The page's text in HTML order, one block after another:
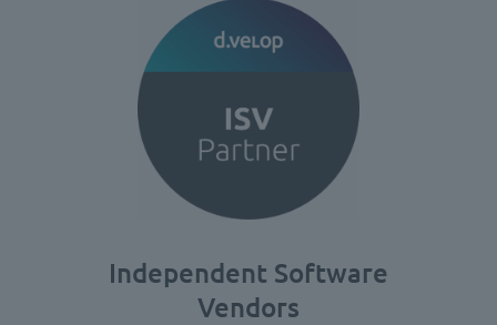
Independent Software
Vendors